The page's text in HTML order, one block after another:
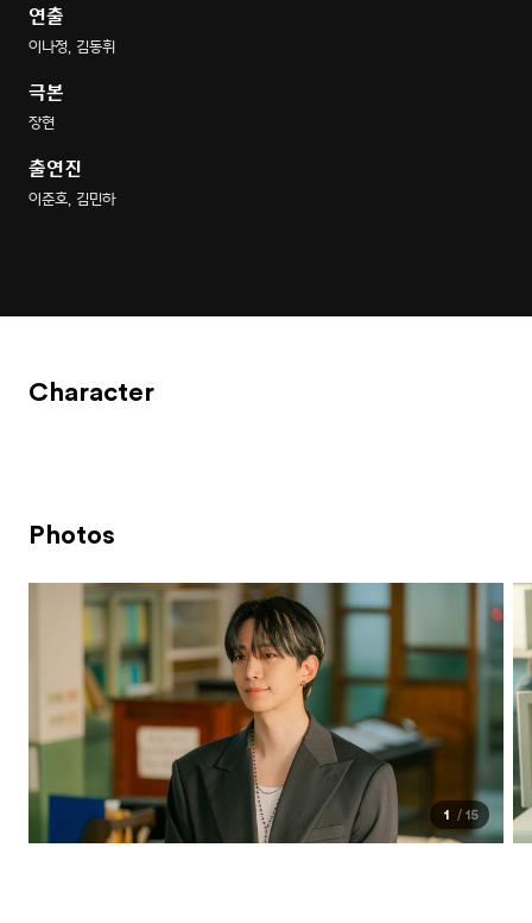
연출
이나정, 김동휘
극본
장현
출연진
이준호, 김민하
Character
Photos
1 15